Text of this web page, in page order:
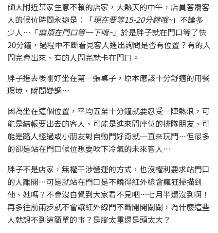
師大附近某家生意不賴的店家，大熱天的中午，店員答覆客
人的候位時間永遠是：「現在要等15-20分鐘哦~」不論多
少人…「麻煩在門口等一下唷~」於是胖子就在門口等了快
20分鐘，過程中不斷看見客人進出詢問是否有位置？有的人
問完會出來、有的人問完就卡在門口。
胖子進去後剛好坐在第一張桌子，原本應該十分舒適的用餐
環境，瞬間變調…
因為坐在這個位置，平均五至十分鐘就要忍受一陣熱浪，可
能是結帳要出去的客人、可能是進來問座位的排隊朋友、可
能是路人經過或小朋友對自動門好奇就一直來玩門…但最多
的卻是站在門口候位想要吹下冷氣的未來客人…
胖子不是店家，無權干涉營運的方式，也沒權利要求站門口
的人離開…可是就站在門口是不曉得紅外線會瘋狂掃描到
他、她嗎？不會沒自覺到大家看不見吧…七月半還沒到啊！
再多往前兩步就不會讓紅外線門不斷開開關關，為什麼這些
人就想不到這簡單的事？是腳太重還是頭太大？